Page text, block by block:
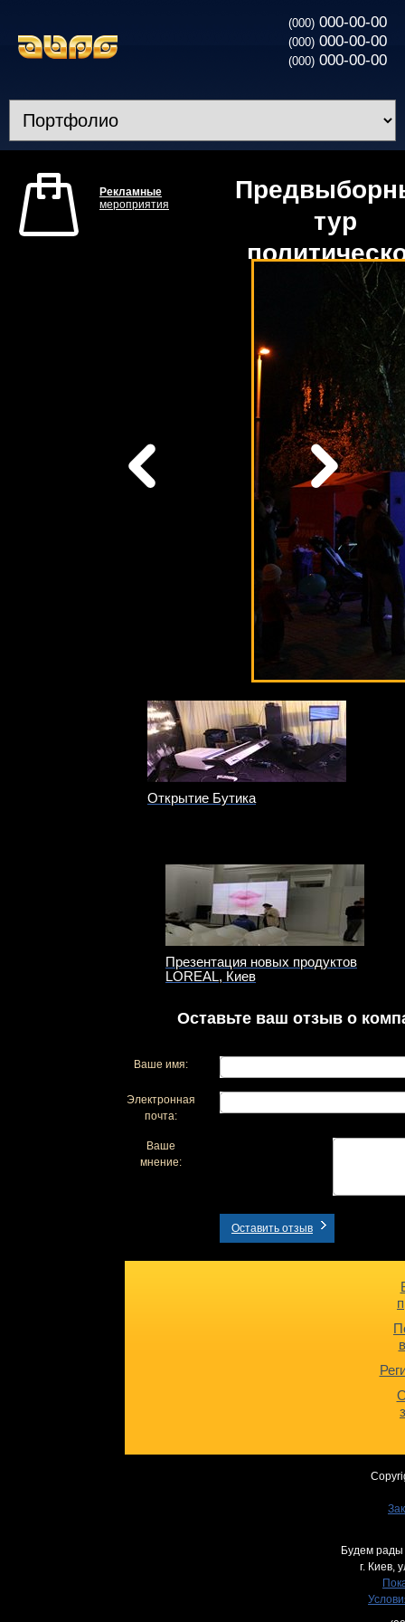
(000) 000-00-00
(000) 000-00-00
(000) 000-00-00
Рекламные
мероприятия
тур
партии
Виталия
Кличко”
Открытие Бутика
Презентация новых продуктов
LOREAL, Киев
Оставьте ваш отзыв о
Ваше имя:
Электронная
почта:
Ваше
мнение:
Оставить отзыв
Будем рады
г. Киев,